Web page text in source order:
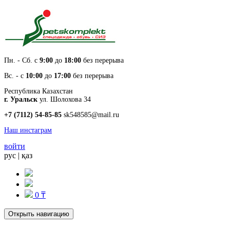
Пн. - Cб. с 9:00 до 18:00 без перерыва
Вс. - с 10:00 до 17:00 без перерыва
Республика Казахстан
г. Уральск ул. Шолохова 34
+7 (7112) 54-85-85 sk548585@mail.ru
Наш инстаграм
войти
рус | қаз
0 ₸
Открыть навигацию